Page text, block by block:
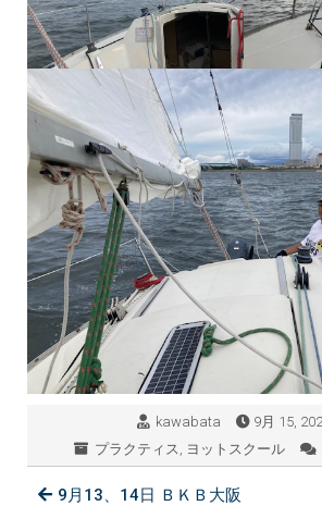
kawabata
9月 15,
プラクティス
ヨットスクール
9月13、14日 ＢＫＢ大阪